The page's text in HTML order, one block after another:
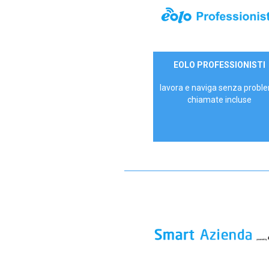
35,00 €/mese
EOLO PROFESSIONISTI
lavora e naviga senza
chiamate incluse